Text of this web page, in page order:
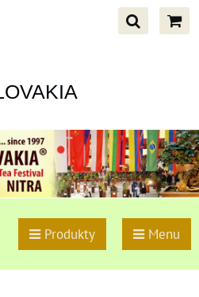
Produkty Menu